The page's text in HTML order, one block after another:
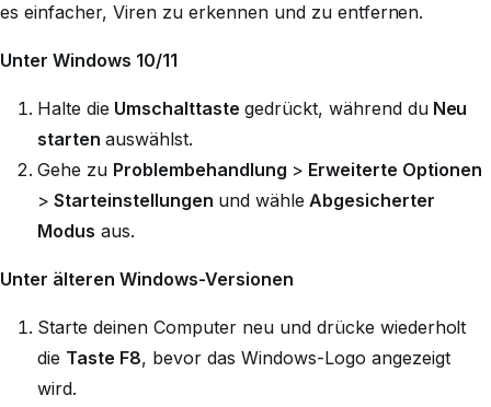
es einfacher, Viren zu erkennen und zu entfernen.
Unter Windows 10/11
Halte die Umschalttaste gedrückt, während duNeu
starten auswählst.
Gehe zu Problembehandlung > Erweiterte Optionen
> Starteinstellungen und wähle Abgesicherter
Modus aus.
Unter älteren Windows-Versionen
Starte deinen Computer neu und drücke wiederholt
die Taste F8, bevor das Windows-Logo angezeigt
wird.